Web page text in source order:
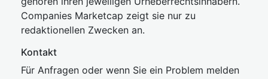
Companies Marketcap zeigt sie nur zu
redaktionellen Zwecken an.
Kontakt
Für Anfragen oder wenn Sie ein Problem melden